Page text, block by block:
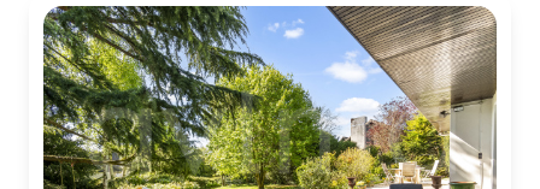
confiez-
nous
votre
recherche
partenaires
gestion
locative
vendre
mon